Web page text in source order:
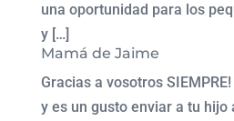
una oportunidad para los
y […]
Mamá de Jaime
Gracias a vosotros
y es un gusto enviar a tu hijo